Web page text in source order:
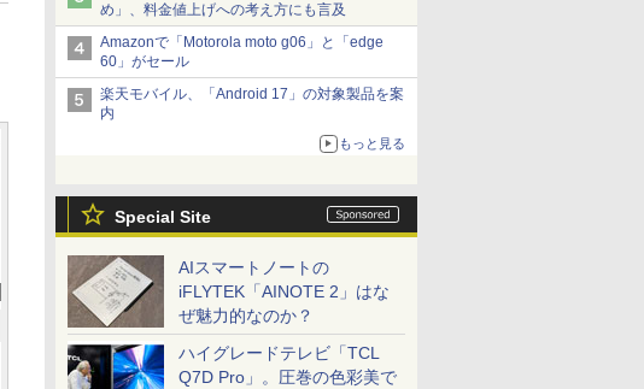
め」、料金値上げへの考え方にも言及
Amazonで「Motorola moto g06」と「edge
60」がセール
楽天モバイル、「Android 17」の対象製品を案
内
もっと見る
Special Site
AIスマートノートの
iFLYTEK「AINOTE 2」はな
ぜ魅力的なのか？
ハイグレードテレビ「TCL
Q7D Pro」。圧巻の色彩美で